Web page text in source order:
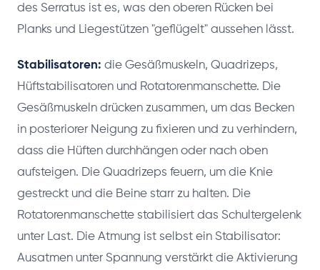
des Serratus ist es, was den oberen Rücken bei
Planks und Liegestützen "geflügelt" aussehen lässt.
Stabilisatoren: die Gesäßmuskeln, Quadrizeps,
Hüftstabilisatoren und Rotatorenmanschette. Die
Gesäßmuskeln drücken zusammen, um das Becken
in posteriorer Neigung zu fixieren und zu verhindern,
dass die Hüften durchhängen oder nach oben
aufsteigen. Die Quadrizeps feuern, um die Knie
gestreckt und die Beine starr zu halten. Die
Rotatorenmanschette stabilisiert das Schultergelenk
unter Last. Die Atmung ist selbst ein Stabilisator:
Ausatmen unter Spannung verstärkt die Aktivierung